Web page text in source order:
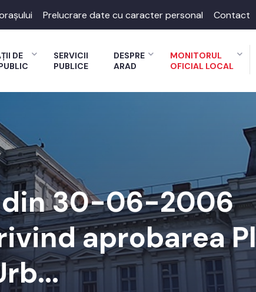
Prelucrare date cu caracter personal Contact
DE
SERVICII
PUBLICE
DESPRE
ARAD
MONITORUL
OFICIAL LOCAL
din 30-06-2006
aprobarea